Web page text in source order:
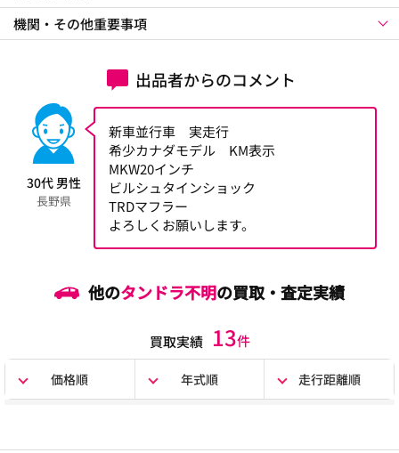
機関・その他重要事項
出品者からのコメント
30代 男性
長野県
新車並行車 実走行
希少カナダモデル KM表示
MKW20インチ
ビルシュタインショック
TRDマフラー
よろしくお願いします。
他のタンドラ不明の買取・査定実績
買取実績 13件
価格順 年式順 走行距離順